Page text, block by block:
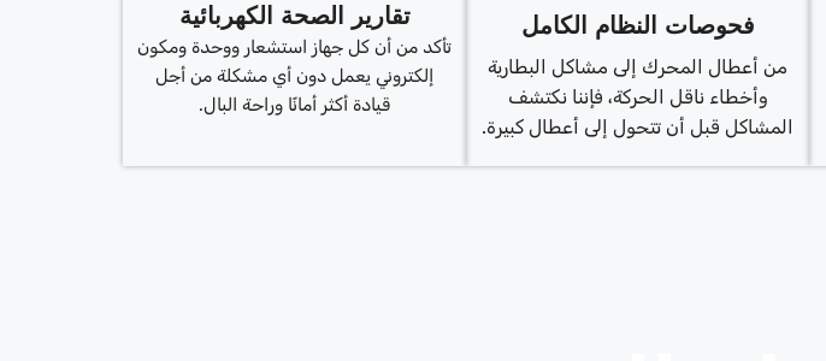
فحوصات النظام الكامل
من أعطال المحرك إلى مشاكل البطارية
وأخطاء ناقل الحركة، فإننا نكتشف
المشاكل قبل أن تتحول إلى أعطال كبيرة.
تقارير الصحة الكهربائية
تأكد من أن كل جهاز استشعار ووحدة ومكون
إلكتروني يعمل دون أي مشكلة من أجل
قيادة أكثر أمانًا وراحة البال.